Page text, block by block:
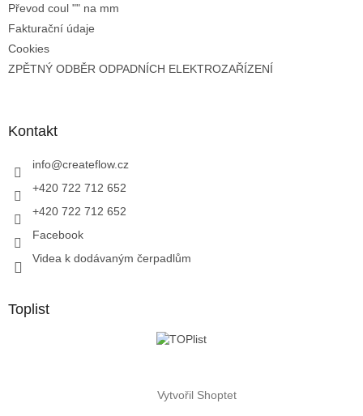
Převod coul "" na mm
Fakturační údaje
Cookies
ZPĚTNÝ ODBĚR ODPADNÍCH ELEKTROZAŘÍZENÍ
Kontakt
info@createflow.cz
+420 722 712 652
+420 722 712 652
Facebook
Videa k dodávaným čerpadlům
Toplist
Vytvořil Shoptet